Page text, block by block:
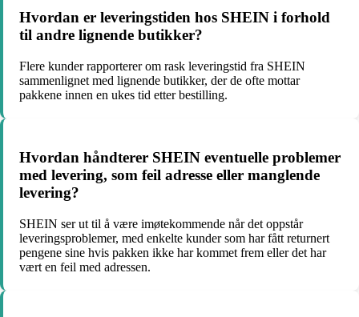
Hvordan er leveringstiden hos SHEIN i forhold
til andre lignende butikker?
Flere kunder rapporterer om rask leveringstid fra SHEIN
sammenlignet med lignende butikker, der de ofte mottar
pakkene innen en ukes tid etter bestilling.
Hvordan håndterer SHEIN eventuelle problemer
med levering, som feil adresse eller manglende
levering?
SHEIN ser ut til å være imøtekommende når det oppstår
leveringsproblemer, med enkelte kunder som har fått returnert
pengene sine hvis pakken ikke har kommet frem eller det har
vært en feil med adressen.